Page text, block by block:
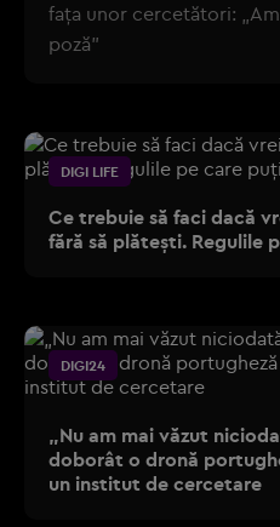
fața unor cercetători:
poză”
DIGI LIFE
Ce trebuie să faci dacă
fără să plătești. Regulile
DIGI24
„Nu am mai văzut
doborât o dronă
un institut de cercetare